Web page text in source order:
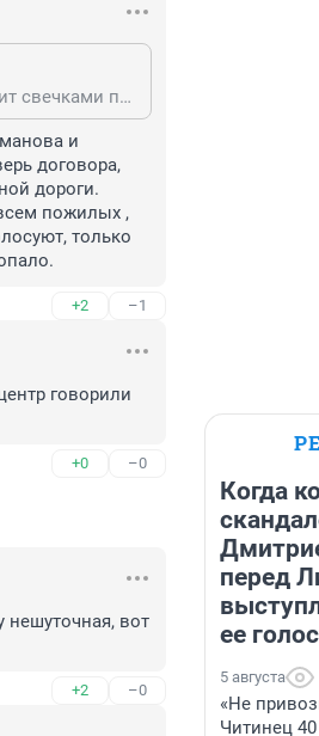
Тихий центр лакомый кусочек для застройщиков, держитесь! Хватит свечками поганить наш город! И инфраструктура летит,и никакой красоты вокруг
и
договора,
дороги.
пожилых ,
только
+2 –1
говорили
+0 –0
вот
+2 –0
Когда
перед
ее голос
5 августа
«Не
Читинец